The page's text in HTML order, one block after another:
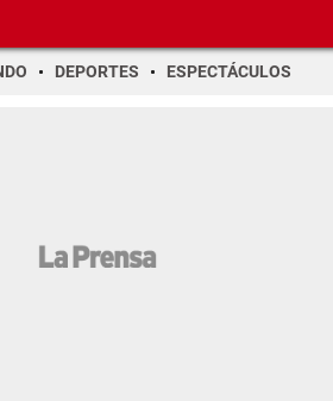
DEPORTES ESPECTÁCULOS